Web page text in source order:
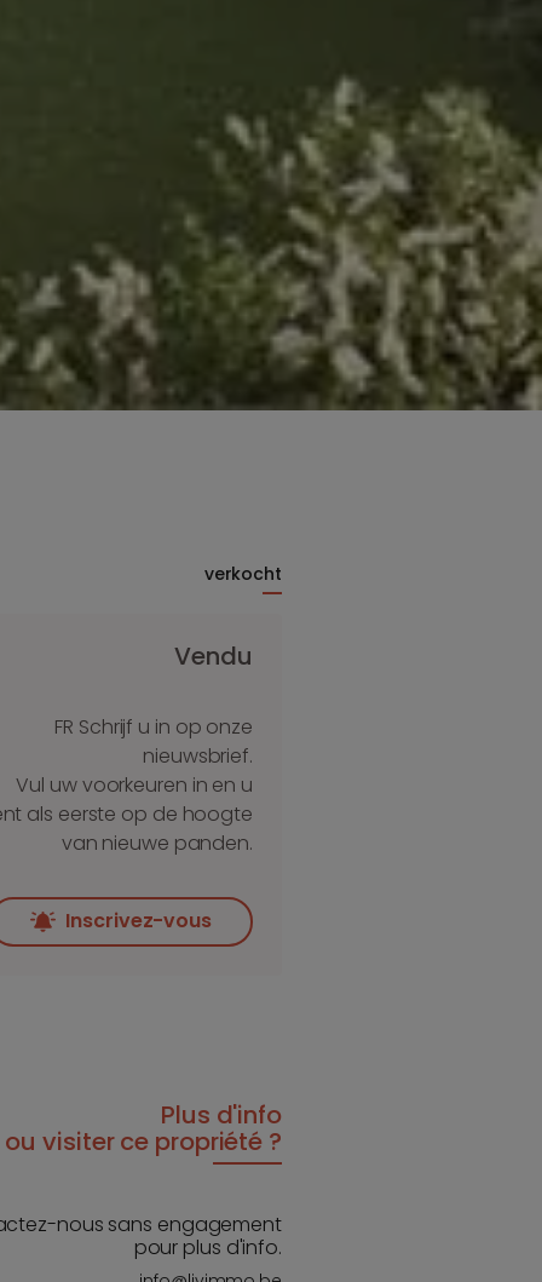
verkocht
Vendu
FR Schrijf u in op onze
nieuwsbrief.
Vul uw voorkeuren in en u
als eerste op de hoogte
van nieuwe panden.
Inscrivez-vous
Plus d'info
ou visiter ce propriété ?
nous sans engagement
pour plus d'info.